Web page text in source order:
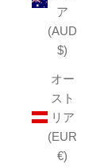
ア
(AUD
$)
オー
スト
リア
(EUR
€)